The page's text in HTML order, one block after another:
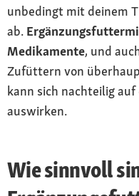
unbedingt mit deinem
ab.
Medikamente, und
Zufüttern von
kann sich nachteilig
auswirken.
Wie sinnvoll